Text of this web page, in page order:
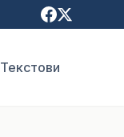
Текстови